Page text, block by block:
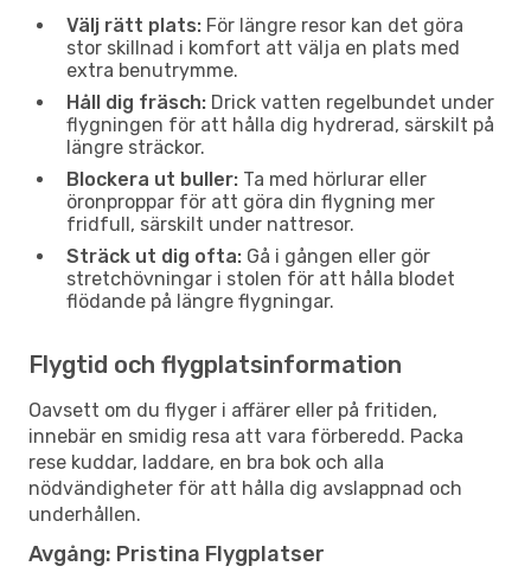
Välj rätt plats: För längre resor kan det göra
stor skillnad i komfort att välja en plats med
extra benutrymme.
Håll dig fräsch: Drick vatten regelbundet under
flygningen för att hålla dig hydrerad, särskilt på
längre sträckor.
Blockera ut buller: Ta med hörlurar eller
öronproppar för att göra din flygning mer
fridfull, särskilt under nattresor.
Sträck ut dig ofta: Gå i gången eller gör
stretchövningar i stolen för att hålla blodet
flödande på längre flygningar.
Flygtid och flygplatsinformation
Oavsett om du flyger i affärer eller på fritiden,
innebär en smidig resa att vara förberedd. Packa
rese kuddar, laddare, en bra bok och alla
nödvändigheter för att hålla dig avslappnad och
underhållen.
Avgång: Pristina Flygplatser